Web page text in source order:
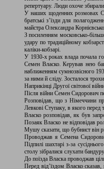
репертуару. Люди охоче збирали
У наших щоденних розмовах
братські з’їзди для
майстра Олександра
З посиленням московсько-
удару по традиційному
каліки-кобзарі.
У 1930-х роках влада почала
Семен Власко. Керував нею
наближенням сумнозвісного
за ними й сліду. Зосталося
Наприкінці Другої світової
Після війни Семен Сидорович
Розповідав, що з Німеччини
Левкові Ступаку, в якого
Власко розповідав, як був
Позаяк Власко не відповідав
Мушу сказати, що бубнист він
Проводжав я Семена
Підпилі шахтарі з-за
столу зібралися слухати
До поїзда Власка проводжав
Перед від’їздом Власко